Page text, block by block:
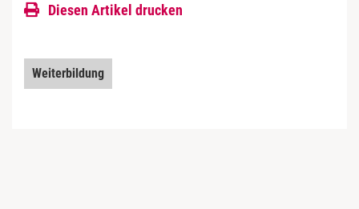
Diesen Artikel drucken
Weiterbildung